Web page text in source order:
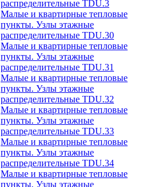
распределительные TDU.3
Малые и квартирные тепловые
пункты. Узлы этажные
распределительные TDU.30
Малые и квартирные тепловые
пункты. Узлы этажные
распределительные TDU.31
Малые и квартирные тепловые
пункты. Узлы этажные
распределительные TDU.32
Малые и квартирные тепловые
пункты. Узлы этажные
распределительные TDU.33
Малые и квартирные тепловые
пункты. Узлы этажные
распределительные TDU.34
Малые и квартирные тепловые
пункты. Узлы этажные